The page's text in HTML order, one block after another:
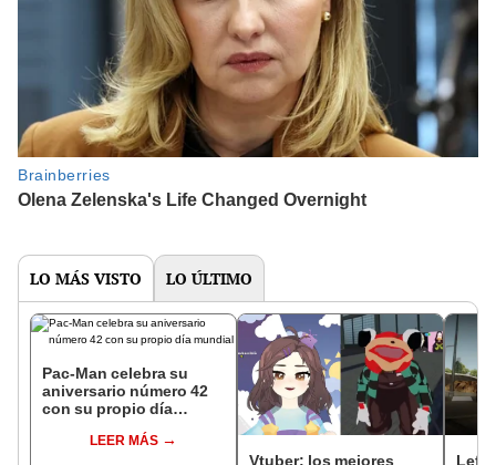
LO MÁS VISTO LO ÚLTIMO
Pac-Man celebra su
aniversario número 42
con su propio día
LEER MÁS
Vtuber: los mejores
Left